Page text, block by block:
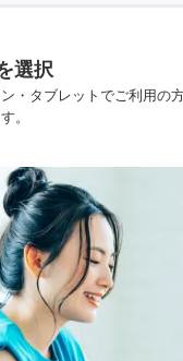
選択
・タブレットでご利用の
。